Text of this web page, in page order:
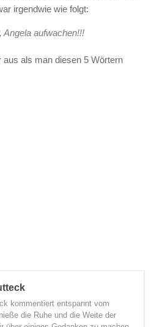
irgendwie wie folgt:
Angela aufwachen!!!
als man diesen 5 Wörtern
kommentiert entspannt vom
die Ruhe und die Weite der